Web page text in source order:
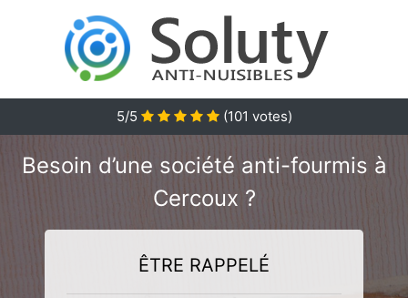
5/5 (101 votes)
Besoin d’une société anti-fourmis à
Cercoux ?
ÊTRE RAPPELÉ